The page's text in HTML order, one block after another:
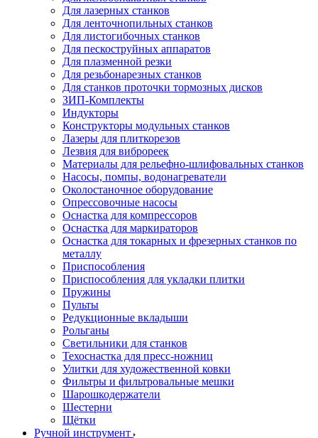
Для лазерных станков
Для ленточнопильных станков
Для листогибочных станков
Для пескоструйных аппаратов
Для плазменной резки
Для резьбонарезных станков
Для станков проточки тормозных дисков
ЗИП-Комплекты
Индукторы
Конструкторы модульных станков
Лазеры для плиткорезов
Лезвия для виброреек
Материалы для рельефно-шлифовальных станков
Насосы, помпы, водонагреватели
Околостаночное оборудование
Опрессовочные насосы
Оснастка для компрессоров
Оснастка для маркираторов
Оснастка для токарных и фрезерных станков по
металлу
Приспособления
Приспособления для укладки плитки
Пружины
Пульты
Редукционные вкладыши
Рольганы
Светильники для станков
Техоснастка для пресс-ножниц
Улитки для художественной ковки
Фильтры и фильтровальные мешки
Шарошкодержатели
Шестерни
Щётки
Ручной инструмент